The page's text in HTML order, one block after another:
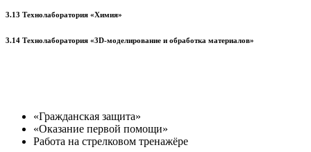
3.13 Технолаборатория «Химия»
3.14 Технолаборатория «3D-моделирование и обработка материалов»
«Гражданская защита»
«Оказание первой помощи»
Работа на стрелковом тренажёре